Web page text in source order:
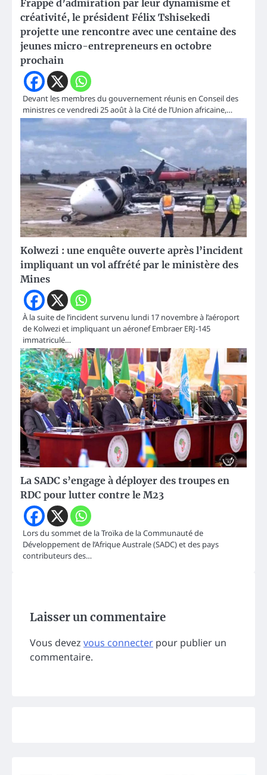
Frappé d’admiration par leur dynamisme et
créativité, le président Félix Tshisekedi
projette une rencontre avec une centaine des
jeunes micro-entrepreneurs en octobre
prochain
Devant les membres du gouvernement réunis en Conseil des
ministres ce vendredi 25 août à la Cité de l’Union africaine,…
Kolwezi : une enquête ouverte après l’incident
impliquant un vol affrété par le ministère des
Mines
À la suite de l’incident survenu lundi 17 novembre à l’aéroport
de Kolwezi et impliquant un aéronef Embraer ERJ-145
immatriculé…
La SADC s’engage à déployer des troupes en
RDC pour lutter contre le M23
Lors du sommet de la Troïka de la Communauté de
Développement de l’Afrique Australe (SADC) et des pays
contributeurs des…
Laisser un commentaire
Vous devez vous connecter pour publier un
commentaire.